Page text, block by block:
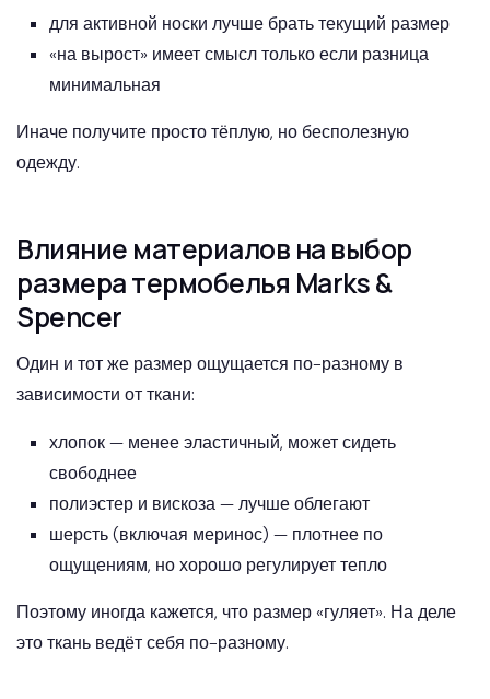
для активной носки лучше брать текущий размер
«на вырост» имеет смысл только если разница
минимальная
Иначе получите просто тёплую, но бесполезную
одежду.
Влияние материалов на выбор
размера термобелья Marks &
Spencer
Один и тот же размер ощущается по-разному в
зависимости от ткани:
хлопок — менее эластичный, может сидеть
свободнее
полиэстер и вискоза — лучше облегают
шерсть (включая меринос) — плотнее по
ощущениям, но хорошо регулирует тепло
Поэтому иногда кажется, что размер «гуляет». На деле
это ткань ведёт себя по-разному.